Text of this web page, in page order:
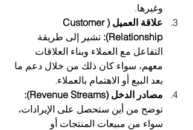
وغيرها.
علاقة العميل (Customer
Relationship):
تشير إلى طريقة
التفاعل مع العملاء وبناء العلاقات
معهم، سواء كان ذلك من خلال دعم ما
بعد البيع أو الاهتمام بالعملاء.
مصادر الدخل (Revenue Streams):
توضح من أين ستحصل على الإيرادات،
سواء من مبيعات المنتجات أو